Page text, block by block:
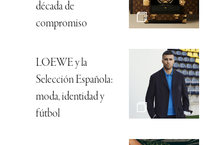
década de
compromiso
LOEWE y la
Selección Española:
moda, identidad y
fútbol